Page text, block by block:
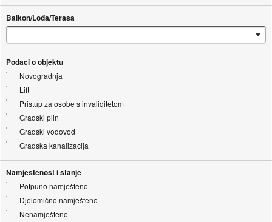
Balkon/Lođa/Terasa
Podaci o objektu
Novogradnja
Lift
Pristup za osobe s invaliditetom
Gradski plin
Gradski vodovod
Gradska kanalizacija
Namještenost i stanje
Potpuno namješteno
Djelomično namješteno
Nenamješteno